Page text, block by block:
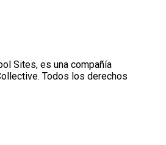
Sites, es una compañía
Todos los derechos